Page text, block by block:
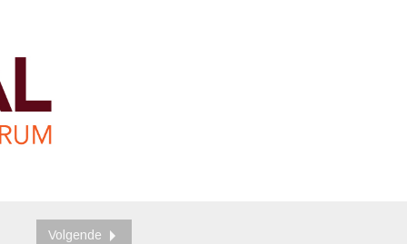
Volgende